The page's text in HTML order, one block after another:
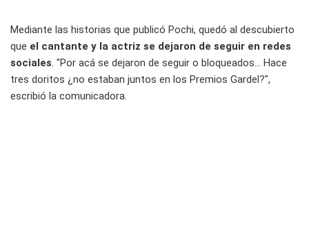
Mediante las historias que publicó Pochi, quedó al descubierto
que el cantante y la actriz se dejaron de seguir en redes
sociales. "Por acá se dejaron de seguir o bloqueados... Hace
tres doritos ¿no estaban juntos en los Premios Gardel?",
escribió la comunicadora.